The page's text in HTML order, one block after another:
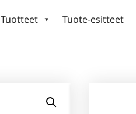
Tuotteet Tuote-esitteet